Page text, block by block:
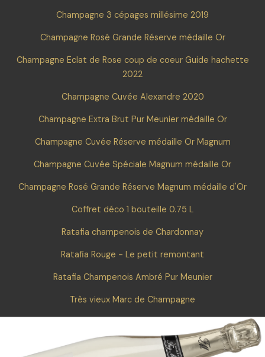
Champagne 3 cépages millésime 2019
Champagne Rosé Grande Réserve médaille Or
Champagne Eclat de Rose coup de coeur Guide hachette
2022
Champagne Cuvée Alexandre 2020
Champagne Extra Brut Pur Meunier médaille Or
Champagne Cuvée Réserve médaille Or Magnum
Champagne Cuvée Spéciale Magnum médaille Or
Champagne Rosé Grande Réserve Magnum médaille d'Or
Coffret déco 1 bouteille 0.75 L
Ratafia champenois de Chardonnay
Ratafia Rouge - Le petit remontant
Ratafia Champenois Ambré Pur Meunier
Très vieux Marc de Champagne